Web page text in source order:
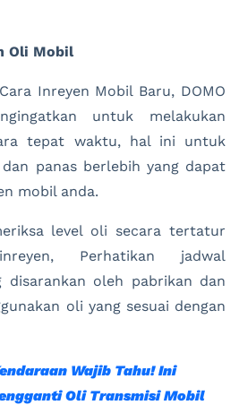
Oli Mobil
Inreyen Mobil Baru, DOMO
untuk melakukan
tepat waktu, hal ini untuk
panas berlebih yang dapat
mobil anda.
level oli secara tertatur
Perhatikan jadwal
disarankan oleh pabrikan dan
oli yang sesuai dengan
Wajib Tahu! Ini
Oli Transmisi Mobil